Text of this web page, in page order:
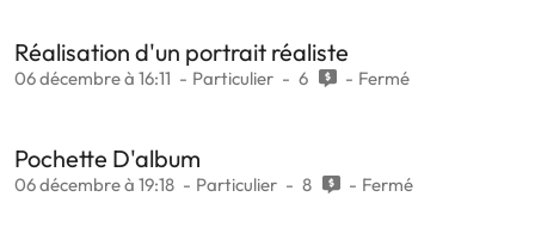
Réalisation d'un portrait réaliste
06 décembre à 16:11 Particulier 6 Fermé
Pochette D'album
06 décembre à 19:18 Particulier 8 Fermé